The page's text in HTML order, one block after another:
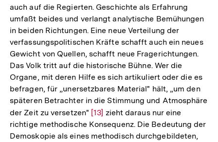
auch auf die Regierten. Geschichte als Erfahrung
umfaßt beides und verlangt analytische Bemühungen
in beiden Richtungen. Eine neue Verteilung der
verfassungspolitischen Kräfte schafft auch ein neues
Gewicht von Quellen, schafft neue Fragerichtungen.
Das Volk tritt auf die historische Bühne. Wer die
Organe, mit deren Hilfe es sich artikuliert oder die es
befragen, für „unersetzbares Material" hält, „um den
späteren Betrachter in die Stimmung und Atmosphäre
der Zeit zu versetzen" Zur
Auflösung
der
[13] zieht daraus nur eine
richtige methodische Konsequenz. Die Bedeutung der
Demoskopie als eines methodisch durchgebildeten,